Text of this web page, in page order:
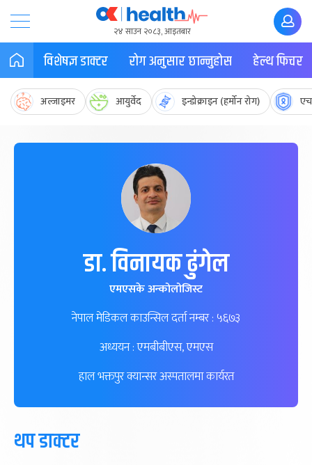
२४ साउन २०८३, आइतबार
विशेषज्ञ डाक्टर रोग अनुसार छान्नुहोस हेल्थ फिचर
अल्जाइमर आयुर्वेद इन्डोक्राइन (हर्मोन रोग)
डा. विनायक ढुंगेल
एमएसके अन्कोलोजिस्ट
नेपाल मेडिकल काउन्सिल दर्ता नम्बर : ५६७३
अध्ययन : एमबीबीएस, एमएस
हाल भक्तपुर क्यान्सर अस्पतालमा कार्यरत
थप डाक्टर